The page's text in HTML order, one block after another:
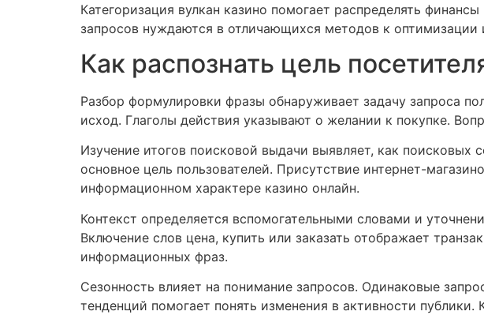
Категоризация вулкан казино помогает распределять
запросов нуждаются в отличающихся методов к оптимизации
Как распознать цель
Разбор формулировки фразы обнаруживает задачу запроса
исход. Глаголы действия указывают о желании к покупке.
Изучение итогов поисковой выдачи выявляет, как
основное цель пользователей. Присутствие интернет-
информационном характере казино онлайн.
Контекст определяется вспомогательными словами и
Включение слов цена, купить или заказать отображает
информационных фраз.
Сезонность влияет на понимание запросов. Одинаковые
тенденций помогает понять изменения в активности